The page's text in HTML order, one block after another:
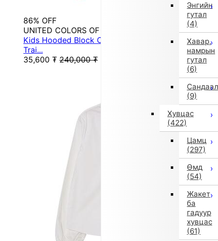
Энгийн
гутал
(4)
Хавар,
намрын
гутал
(6)
Сандаал
(9)
Хувцас
(422)
Цамц
(297)
Өмд
(54)
Жакет
ба
гадуур
хувцас
(61)
86% OFF
UNITED COLORS OF BENETTON.
Kids Hooded Block Check Front Pocket Sweat
Trai...
35,600 ₮ 240,000 ₮